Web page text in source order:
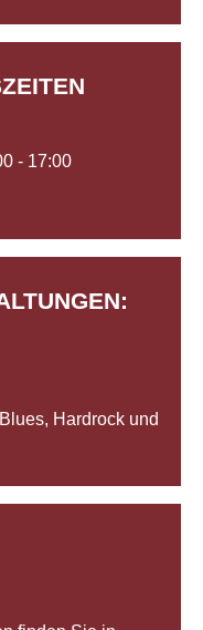
- 17:00
Hardrock und